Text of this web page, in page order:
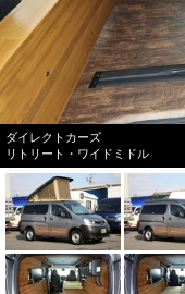
ダイレクトカーズ
リトリート・ワイドミドル